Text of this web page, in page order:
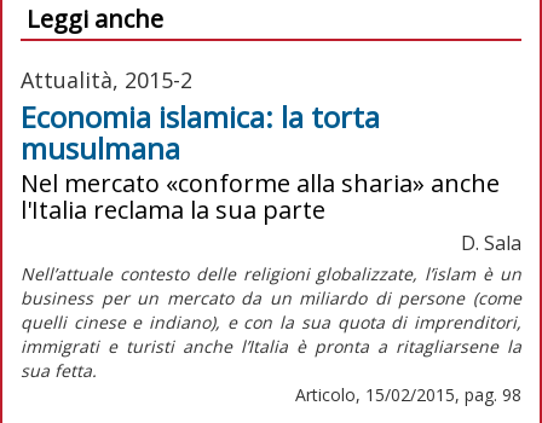
Leggi anche
Attualità, 2015-2
Economia islamica: la torta
musulmana
Nel mercato «conforme alla sharia» anche
l'Italia reclama la sua parte
D. Sala
Nell’attuale contesto delle religioni globalizzate, l’islam è un
business per un mercato da un miliardo di persone (come
quelli cinese e indiano), e con la sua quota di imprenditori,
immigrati e turisti anche l’Italia è pronta a ritagliarsene la
sua fetta.
Articolo, 15/02/2015, pag. 98